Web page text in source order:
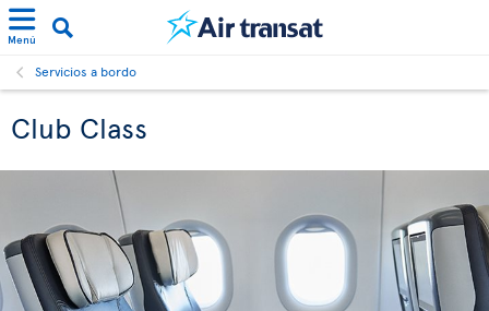
Menú
Servicios a bordo
Club Class